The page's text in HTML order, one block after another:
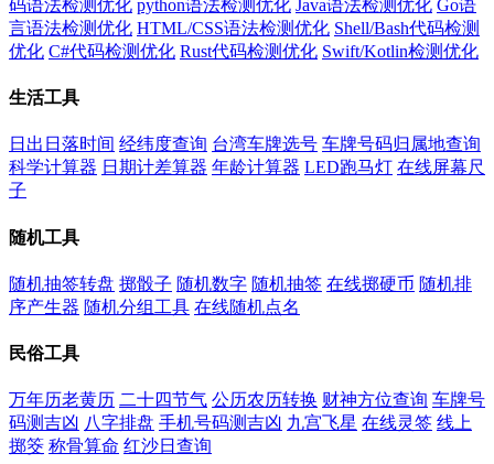
码语法检测优化 python语法检测优化 Java语法检测优化 Go语
言语法检测优化 HTML/CSS语法检测优化 Shell/Bash代码检测
优化 C#代码检测优化 Rust代码检测优化 Swift/Kotlin检测优化
生活工具
日出日落时间 经纬度查询 台湾车牌选号 车牌号码归属地查询
科学计算器 日期计差算器 年龄计算器 LED跑马灯 在线屏幕尺
子
随机工具
随机抽签转盘 掷骰子 随机数字 随机抽签 在线掷硬币 随机排
序产生器 随机分组工具 在线随机点名
民俗工具
万年历老黄历 二十四节气 公历农历转换 财神方位查询 车牌号
码测吉凶 八字排盘 手机号码测吉凶 九宫飞星 在线灵签 线上
掷筊 称骨算命 红沙日查询